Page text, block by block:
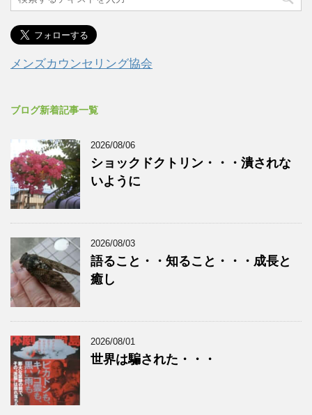
メンズカウンセリング協会
ブログ新着記事一覧
2026/08/06
ショックドクトリン・・・潰されな
いように
2026/08/03
語ること・・知ること・・・成長と
癒し
2026/08/01
世界は騙された・・・